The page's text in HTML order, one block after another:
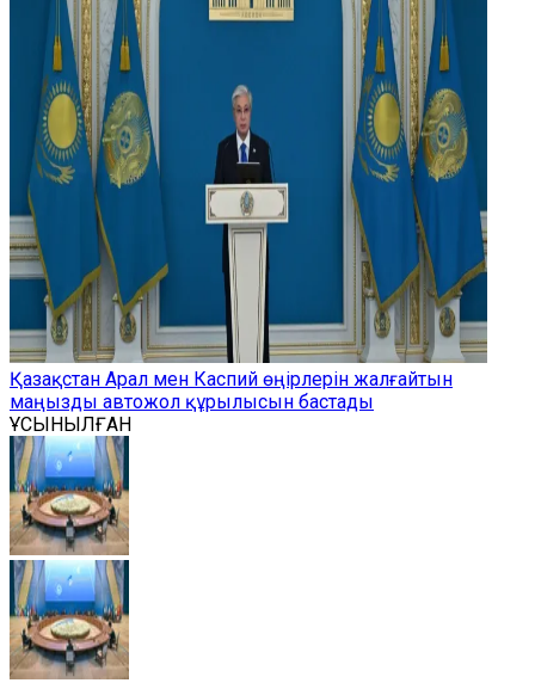
Қазақстан Арал мен Каспий өңірлерін жалғайтын
маңызды автожол құрылысын бастады
ҰСЫНЫЛҒАН